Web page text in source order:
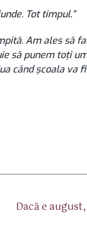
Tot timpul.”
Am ales să
să punem toți
când școala va
Dacă e